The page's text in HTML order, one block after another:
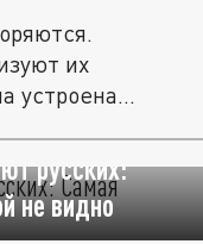
их
устроена...
русских:
не видно